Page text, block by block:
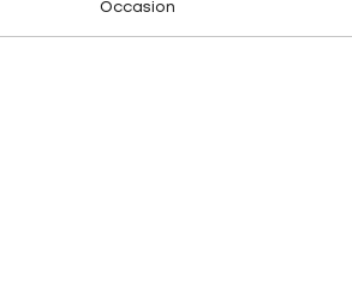
Occasion